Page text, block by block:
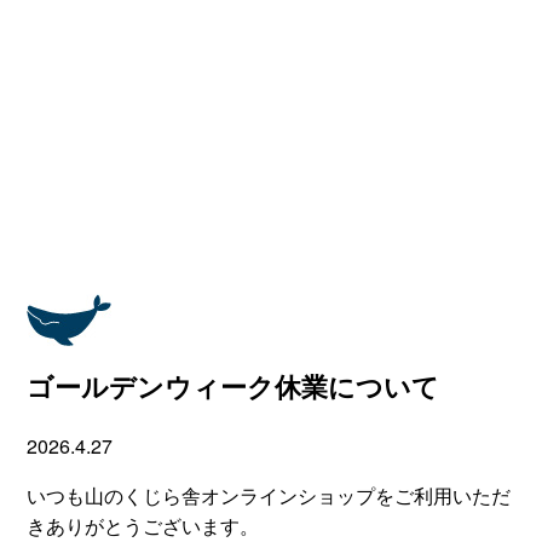
ゴールデンウィーク休業について
2026.4.27
いつも山のくじら舎オンラインショップをご利用いただ
きありがとうございます。